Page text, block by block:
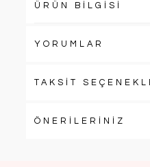
ÜRÜN BİLGİSİ
YORUMLAR
TAKSİT
ÖNERİLERİNİZ